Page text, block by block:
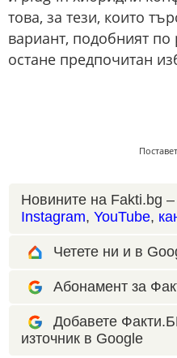
това, за тези, които
вариант, подобният
остане предпочитан
Новините на Fakti.bg
Instagram, YouTube,
Четете ни и в
Абонамент за
Добавете
източник в Google